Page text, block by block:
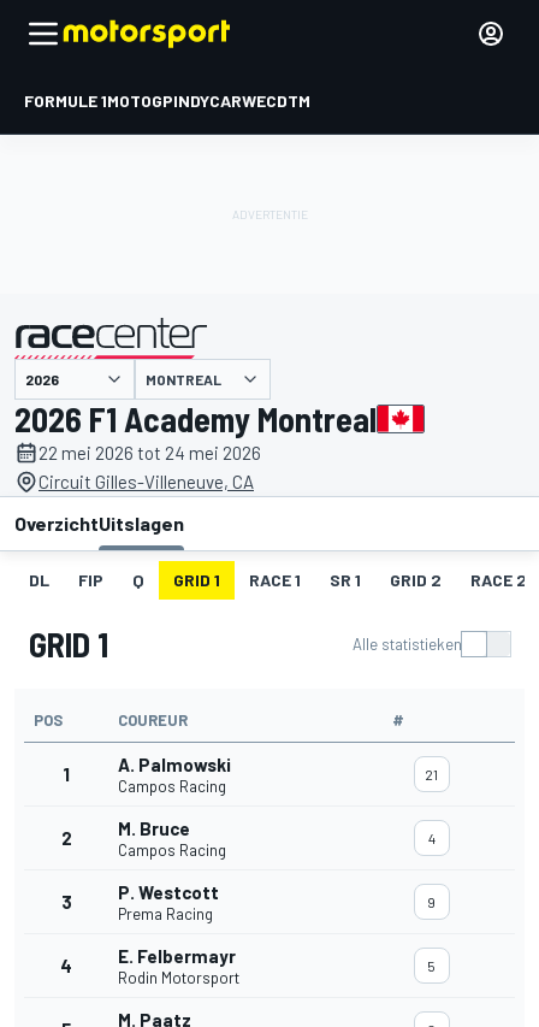
FORMULE 1MOTOGPINDYCARWECDTM
gepresenteerd door MONTREAL
2026 F1 Academy Montreal
22 mei 2026 tot 24 mei 2026
Circuit Gilles-Villeneuve, CA
OverzichtUitslagen
DL FIP Q GRID 1 RACE 1 SR 1 GRID 2 RACE 2
GRID 1 Alle statistieken
POS COUREUR #
1 A. Palmowski
Campos Racing
21
2 M. Bruce
Campos Racing
4
3 P. Westcott
Prema Racing
9
4 E. Felbermayr
Rodin Motorsport
5
M. Paatz